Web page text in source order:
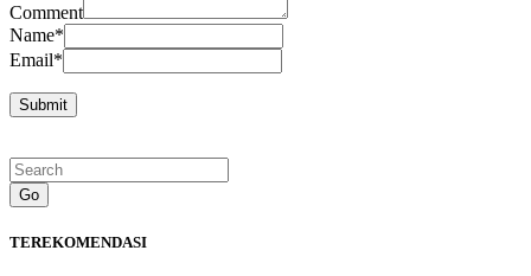
Comment
Name*
Email*
Go
TEREKOMENDASI